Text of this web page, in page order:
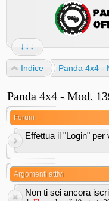
↓↓↓
Indice Panda 4x4 -
Panda 4x4 - Mod.
Forum
Effettua il "Login"
Argomenti attivi
Non ti sei ancora